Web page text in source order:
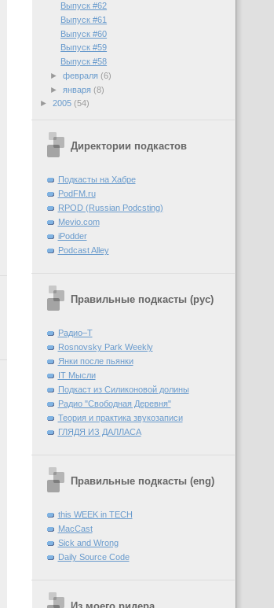
Выпуск #62
Выпуск #61
Выпуск #60
Выпуск #59
Выпуск #58
► февраля (6)
► января (8)
► 2005 (54)
Директории подкастов
Подкасты на Хабре
PodFM.ru
RPOD (Russian Podcsting)
Mevio.com
iPodder
Podcast Alley
Правильные подкасты (рус)
Радио–Т
Rosnovsky Park Weekly
Янки после пьянки
IT Mысли
Подкаст из Силиконовой долины
Радио "Свободная Деревня"
Теория и практика звукозаписи
ГЛЯДЯ ИЗ ДАЛЛАСА
Правильные подкасты (eng)
this WEEK in TECH
MacCast
Sick and Wrong
Daily Source Code